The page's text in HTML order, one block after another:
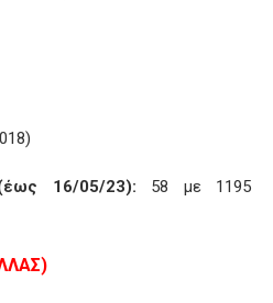
16/05/23): 58 με 1195